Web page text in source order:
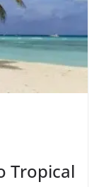
Tropical